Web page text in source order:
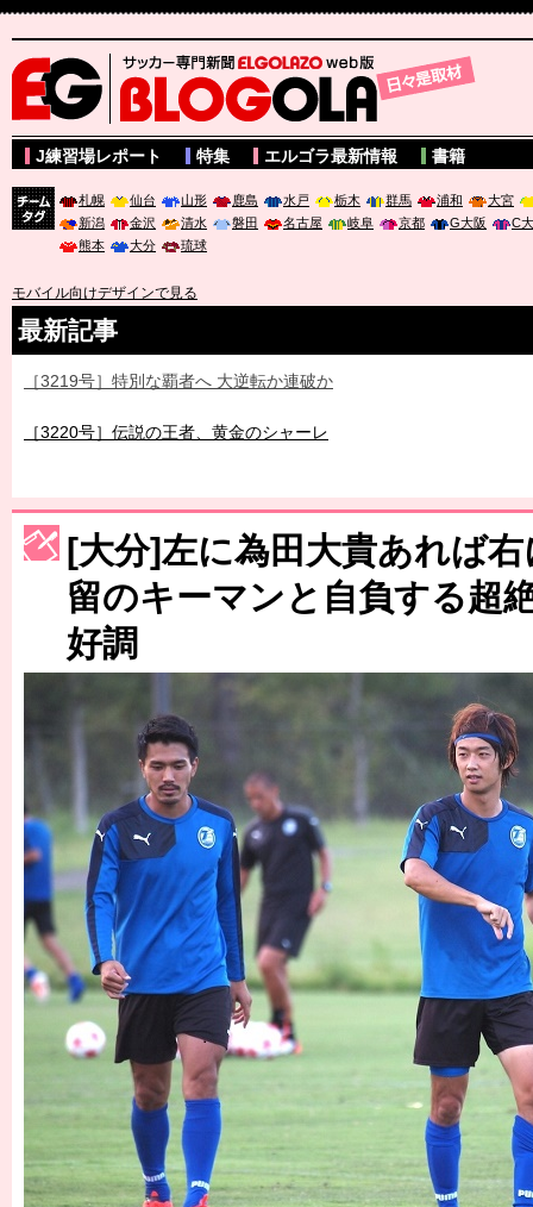
サッカー専門新聞ELGOLAZO web版 BLOGOLA
J練習場レポート 特集 エルゴラ最新情報 書籍
札幌 仙台 山形 鹿島 水戸 栃木 群馬 浦和
大宮
新潟
金沢 清水 磐田 名古屋 岐阜 京都 G大阪
C
熊本
大分 琉球
モバイル向けデザインで見る
最新記事
［3219号］特別な覇者へ 大逆転か連破か
［3220号］伝説の王者、黄金のシャーレ
［3230号］世界一への夢は終わらない
［3223号］一丸。日本出陣
［3222号］史上最大のW杯開幕 注目は「個」
長谷川 アーリアジャスールさんがシンポジウム「気候変動から命
[大分]左に為田大貴あれば
留のキーマンと自負する超
好調